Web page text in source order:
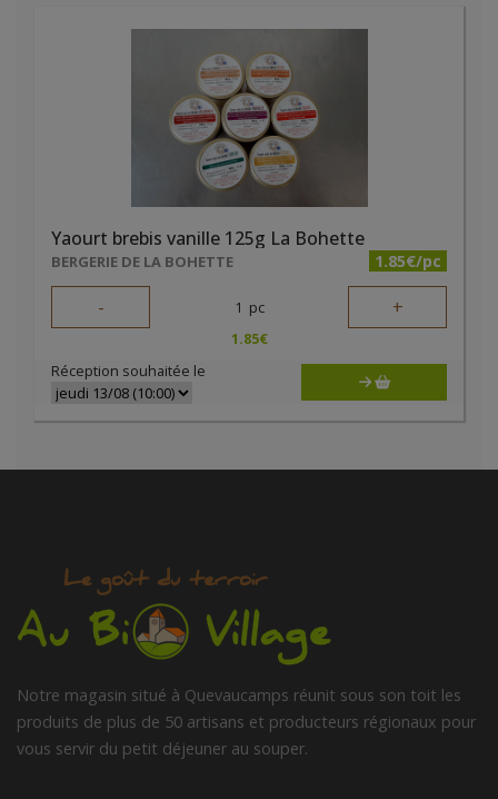
Yaourt brebis vanille 125g La Bohette
BERGERIE DE LA BOHETTE 1.85€/pc
- 1 pc +
1.85€
Réception souhaitée le
Notre magasin situé à Quevaucamps réunit sous son toit les
produits de plus de 50 artisans et producteurs régionaux pour
vous servir du petit déjeuner au souper.